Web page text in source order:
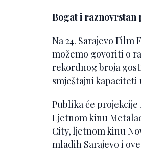
Bogat i raznovrstan
Na 24. Sarajevo
možemo govoriti o
rekordnog broja
smještajni kapaciteti
Publika će
Ljetnom kinu
City, ljetnom kinu
mladih Sarajevo i